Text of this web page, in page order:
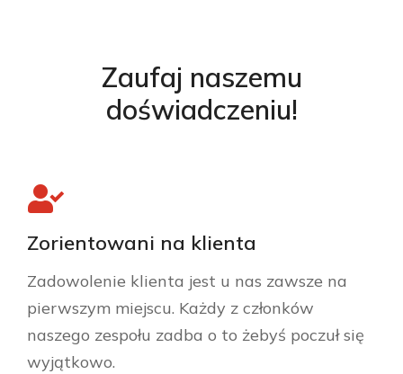
Zaufaj naszemu
doświadczeniu!
Zorientowani na klienta
Zadowolenie klienta jest u nas zawsze na
pierwszym miejscu. Każdy z członków
naszego zespołu zadba o to żebyś poczuł się
wyjątkowo.